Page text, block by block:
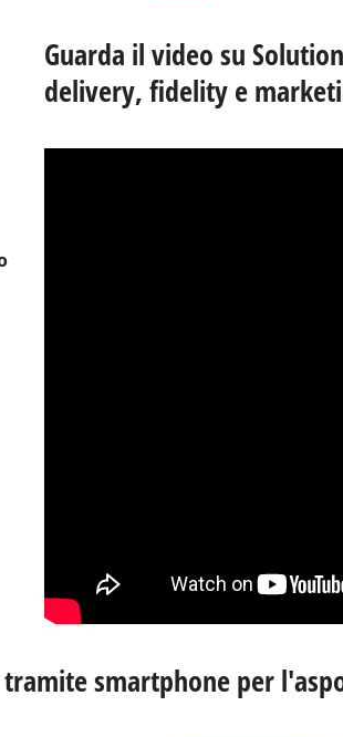
Guarda il video su
delivery, fidelity e
smartphone per